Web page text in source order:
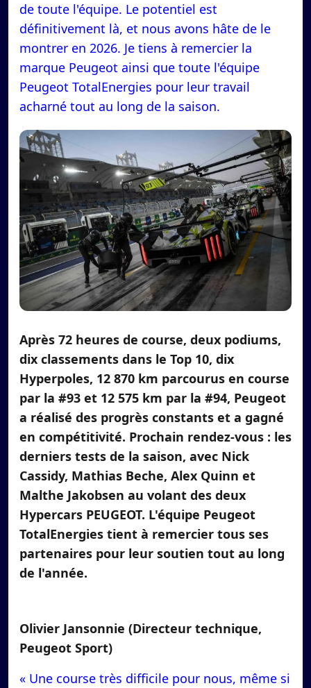
de toute l'équipe. Le potentiel est
définitivement là, et nous avons hâte de le
montrer en 2026. Je tiens à remercier la
marque Peugeot ainsi que toute l'équipe
Peugeot TotalEnergies pour leur travail
acharné tout au long de la saison.
Après 72 heures de course, deux podiums,
dix classements dans le Top 10, dix
Hyperpoles, 12 870 km parcourus en course
par la #93 et 12 575 km par la #94, Peugeot
a réalisé des progrès constants et a gagné
en compétitivité. Prochain rendez-vous : les
derniers tests de la saison, avec Nick
Cassidy, Mathias Beche, Alex Quinn et
Malthe Jakobsen au volant des deux
Hypercars PEUGEOT. L'équipe Peugeot
TotalEnergies tient à remercier tous ses
partenaires pour leur soutien tout au long
de l'année.
Olivier Jansonnie (Directeur technique,
Peugeot Sport)
« Une course très difficile pour nous, même si